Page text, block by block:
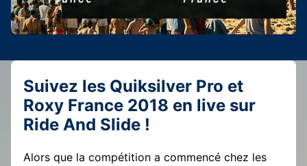
Suivez les Quiksilver Pro et
Roxy France 2018 en live sur
Ride And Slide !
Alors que la compétition a commencé chez les